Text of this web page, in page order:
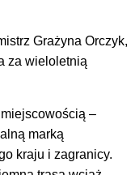
Grażyna Orczyk,
za wieloletnią
–
marką
kraju i zagranicy.